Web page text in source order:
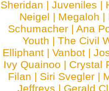
Sheridan |Juveniles |
Neigel | Megaloh |
Schumacher |Ana
Youth | The Civil
Elliphant | Vanbot |
Ivy Quainoo | Crystal
Filan | Siri Svegler |
Jeffreys | Gerald